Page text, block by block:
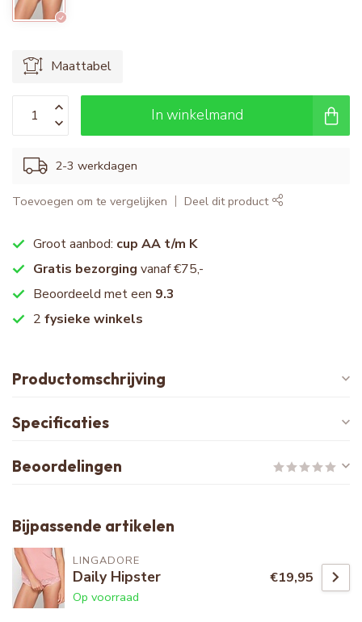
Maattabel
In winkelmand
2-3 werkdagen
Toevoegen om te vergelijken Deel dit product
Groot aanbod: cup AA t/m K
Gratis bezorging vanaf €75,-
Beoordeeld met een 9.3
2 fysieke winkels
Productomschrijving
Specificaties
Beoordelingen
Bijpassende artikelen
LINGADORE
Daily Hipster
Op voorraad
€19,95